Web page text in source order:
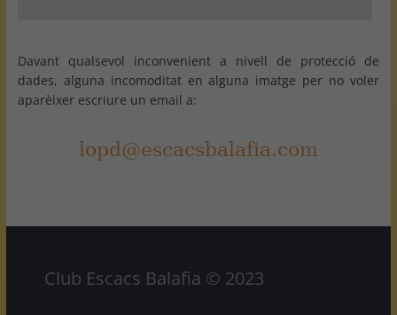
Davant qualsevol inconvenient a nivell de protecció de
dades, alguna incomoditat en alguna imatge per no voler
aparèixer escriure un email a:
Club Escacs Balafia © 2023